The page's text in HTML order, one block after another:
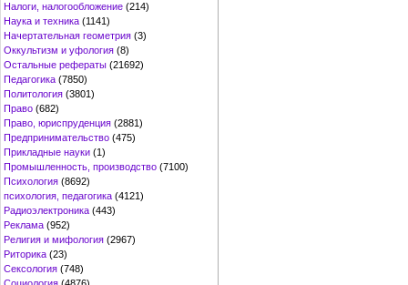
Налоги, налогообложение (214)
Наука и техника (1141)
Начертательная геометрия (3)
Оккультизм и уфология (8)
Остальные рефераты (21692)
Педагогика (7850)
Политология (3801)
Право (682)
Право, юриспруденция (2881)
Предпринимательство (475)
Прикладные науки (1)
Промышленность, производство (7100)
Психология (8692)
психология, педагогика (4121)
Радиоэлектроника (443)
Реклама (952)
Религия и мифология (2967)
Риторика (23)
Сексология (748)